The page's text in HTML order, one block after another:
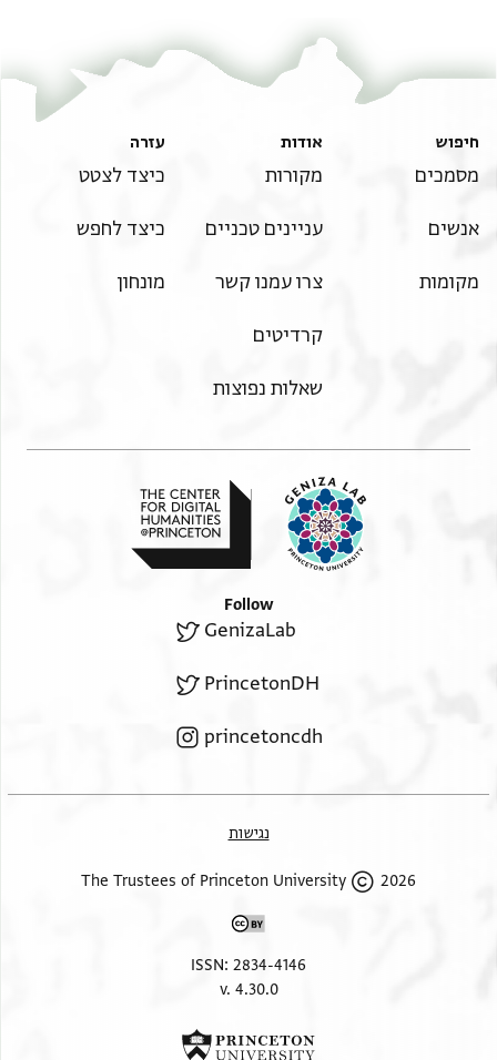
חיפוש
מסמכים
אנשים
מקומות
אודות
מקורות
עניינים טכניים
צרו עמנו קשר
קרדיטים
שאלות נפוצות
עזרה
כיצד לצטט
כיצד לחפש
מונחון
Follow
GenizaLab
PrincetonDH
princetoncdh
נגישות
2026 The Trustees of Princeton University
ISSN: 2834-4146
v. 4.30.0